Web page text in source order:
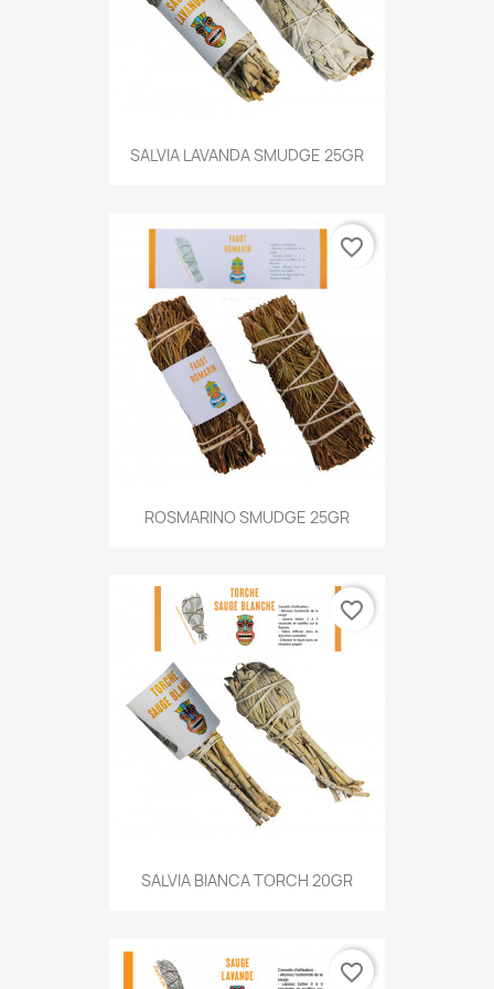
SALVIA LAVANDA SMUDGE 25GR
ROSMARINO SMUDGE 25GR
favorite_border
SALVIA BIANCA TORCH 20GR
favorite_border
favorite_border